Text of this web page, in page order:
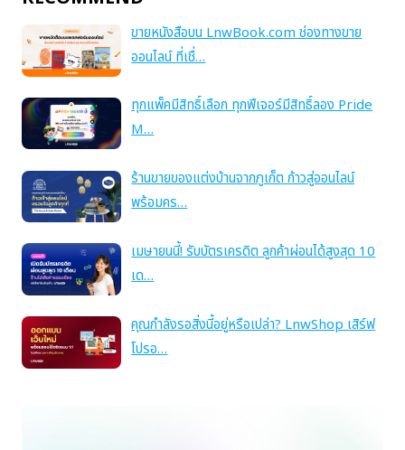
ขายหนังสือบน LnwBook.com ช่องทางขาย
ออนไลน์ ที่เชื่…
ทุกแพ็คมีสิทธิ์เลือก ทุกฟีเจอร์มีสิทธิ์ลอง Pride
M…
ร้านขายของแต่งบ้านจากภูเก็ต ก้าวสู่ออนไลน์
พร้อมคร…
เมษายนนี้! รับบัตรเครดิต ลูกค้าผ่อนได้สูงสุด 10
เด…
คุณกำลังรอสิ่งนี้อยู่หรือเปล่า? LnwShop เสิร์ฟ
โปรอ…